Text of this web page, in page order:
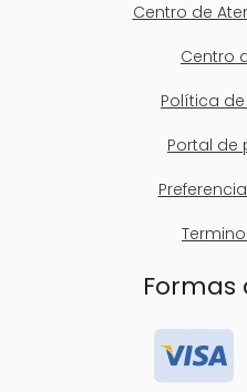
Centro de
Centro
Política
Portal de
Formas